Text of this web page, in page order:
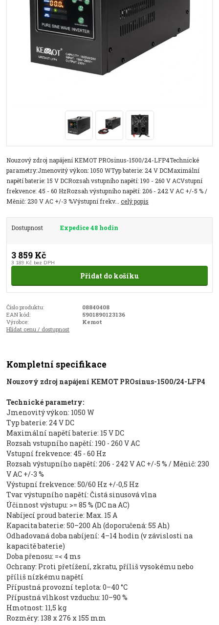
Nouzový zdroj napájení KEMOT PROsinus-1500/24-LFP4Technické
parametry:Jmenovitý výkon: 1050 WTyp baterie: 24 V DCMaximální
napětí baterie: 15 V DCRozsah vstupního napětí: 190 - 260 V ACVstupní
frekvence: 45 - 60 HzRozsah výstupního napětí: 206 - 242 V AC +/-5 % /
Měnič: 230 V AC +/-3 %Výstupní frekv...celý popis
Dostupnost Expedice 48 hodin
3 859 Kč
3 189 Kč bez DPH
Přidat do košíku
Číslo produktu:
08840408
EAN kód:
5901890123136
Výrobce:
Kemot
Hlídat cenu / dostupnost
Kompletní specifikace
Nouzový zdroj napájení KEMOT PROsinus-1500/24-LFP4
Technické parametry:
Jmenovitý výkon: 1050 W
Typ baterie: 24 V DC
Maximální napětí baterie: 15 V DC
Rozsah vstupního napětí: 190 - 260 V AC
Vstupní frekvence: 45 - 60 Hz
Rozsah výstupního napětí: 206 - 242 V AC +/-5 % / Měnič: 230
V AC +/-3 %
Výstupní frekvence: 50/60 Hz +/-0,5 Hz
Tvar výstupního napětí: Čistá sinusová vlna
Účinnost výstupu: >= 85 % (DC na AC)
Nabíjecí proud baterie: Max. 15 A
Kapacita baterie: 50–200 Ah (doporučená: 55 Ah)
Odhadovaná doba nabíjení: 4–14 hodin (v závislosti na
kapacitě baterie)
Doba přenosu: =< 4 ms
Ochrany: Proti přetížení, zkratu, příliš vysokému nebo
příliš nízkému napětí
Přípustná provozní teplota: 0–40 °C
Přípustná vlhkost vzduchu: 10–90 %
Hmotnost: 11,5 kg
Rozměry: 138 x 276 x 155 mm